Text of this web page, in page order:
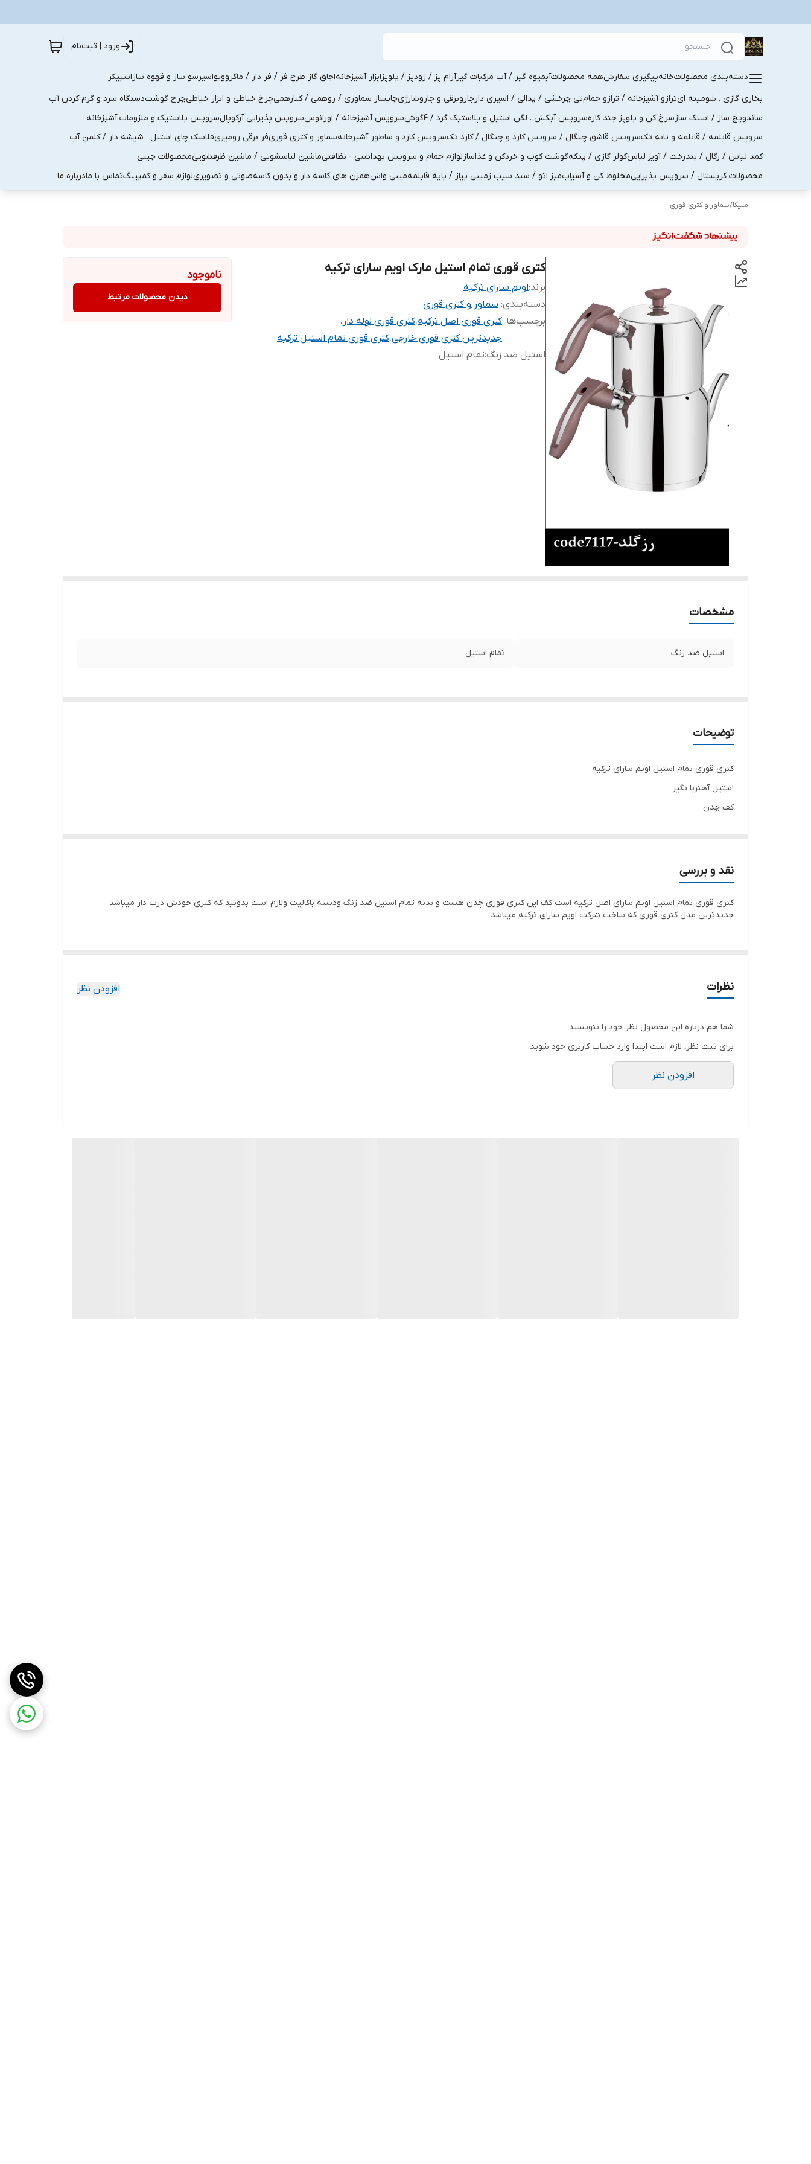
ورود | ثبت‌نام
دسته‌بندی محصولاتخانهپیگیری سفارشهمه محصولاتآبمیوه گیر / آب مرکبات گیرآرام پز / زودپز / پلوپزابزار آشپزخانهاجاق گاز طرح فر / فر دار / ماکروویواسپرسو ساز و قهوه سازاسپیکر
بخاری گازی . شومینه ایترازو آشپزخانه / ترازو حمامتی چرخشی / پدالی / اسپری دارجاروبرقی و جاروشارژیچایساز سماوری / روهمی / کنارهمیچرخ خیاطی و ابزار خیاطیچرخ گوشتدستگاه سرد و گرم کردن آب
ساندویچ ساز / اسنک سازسرخ کن و پلوپز چند کارهسرویس آبکش . لگن استیل و پلاستیک گرد / 4گوش سرویس آشپزخانه / اورانوسسرویس پذیرایی آرکوپالسرویس پلاستیک و ملزومات آشپزخانه
سرویس قابلمه / قابلمه و تابه تکسرویس قاشق چنگال / سرویس کارد و چنگال / کارد تکسرویس کارد و ساطور آشپرخانهسماور و کتری قوریفر برقی رومیزیفلاسک چای استیل . شیشه دار / کلمن آب
کمد لباس / رگال / بندرخت / آویز لباسکولر گازی / پنکهگوشت کوب و خردکن و غذاسازلوازم حمام و سرویس بهداشتی - نظافتیماشین لباسشویی / ماشین ظرفشوییمحصولات چینی
محصولات کریستال / سرویس پذیراییمخلوط کن و آسیابمیز اتو / سبد سیب زمینی پیاز / پایه قابلمهمینی واشهمزن های کاسه دار و بدون کاسهصوتی و تصویریلوازم سفر و کمپینگتماس با مادرباره ما
ملیکا/سماور و کتری قوری
کتری قوری تمام استیل مارک اویم سارای ترکیه
برند:اویم سارای ترکیه
دسته‌بندی: سماور و کتری قوری
برچسب‌ها :کتری قوری اصل ترکیه،کتری قوری لوله دار ،
جدیدترین کتری قوری خارجی،کتری قوری تمام استیل ترکیه
استیل ضد زنگ:تمام استیل
ناموجود
دیدن محصولات مرتبط
مشخصات
استیل ضد زنگ تمام استیل
توضیحات
کتری قوری تمام استیل اویم سارای ترکیه
استیل آهنربا نگیر
کف چدن
دسته باکالیت
نقد و بررسی
کتری قوری تمام استیل اویم سارای اصل ترکیه است کف این کتری قوری چدن هست و بدنه تمام استیل ضد زنگ ودسته باکالیت ولازم است بدونید که کتری خودش درب دار میباشد
جدیدترین مدل کتری قوری که ساخت شرکت اویم سارای ترکیه میباشد
نظرات افزودن نظر
شما هم درباره این محصول نظر خود را بنویسید.
برای ثبت نظر، لازم است ابتدا وارد حساب کاربری خود شوید.
افزودن نظر